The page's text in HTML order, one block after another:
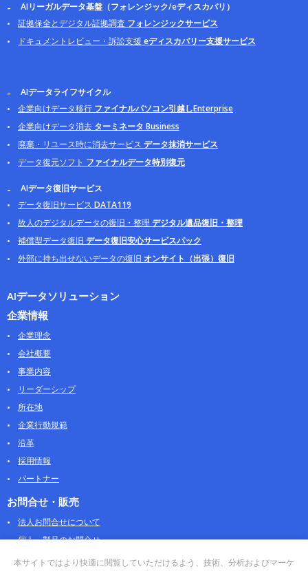
AIリーガルデータ基盤（フォレンジック/eディスカバリ）
証拠保全とデジタル証拠調査 フォレンジックサービス
ドキュメントレビュー・訴訟支援eディスカバリー支援サービス
AIデータライフサイクル
企業向けデータ移行 ファイナルパソコン引越しEnterprise
企業向けデータ消去 ターミネータ Business
廃棄・リユース時に消去サービス データ抹消サービス
データ復元ソフト ファイナルデータ特別復元
AIデータ復旧サービス
データ復旧サービス DATA119
故人のデジタルデータの復旧・整理デジタル遺品復旧・整理
補償型データ復旧 データ復旧安心サービスパック
外部に持ち出せないデータの復旧 オンサイト（出張）復旧
AIデータソリューション
企業情報
企業理念
会社概要
事業内容
リーダーシップ
所在地
企業行動規範
沿革
採用情報
パートナー
お問合せ・販売
法人お問合せについて
個人・製品のお問合せ
AOSストア
本サイトではより快適に閲覧していただけるよう、技術、分析およびマーケ